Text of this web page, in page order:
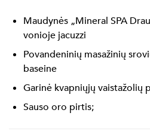
Maudynės „Mineral SPA
vonioje jacuzzi
Povandeninių masažinių
baseine
Garinė kvapniųjų vaistažolių
Sauso oro pirtis;